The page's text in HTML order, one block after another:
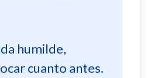
humilde,
cuanto antes.